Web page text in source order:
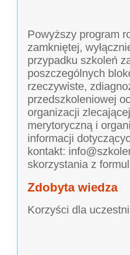
Powyższy program
zamkniętej,
przypadku szkoleń
poszczególnych
rzeczywiste,
przedszkoleniowej
organizacji
merytoryczną i
informacji
kontakt:
skorzystania z
Zdobyta wiedza
Korzyści dla